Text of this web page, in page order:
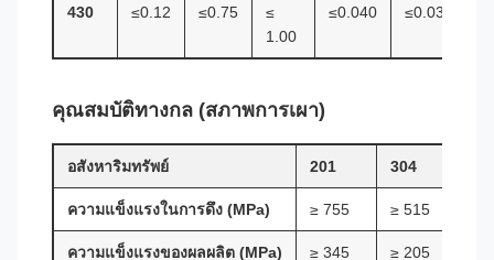
430 ≤0.12 ≤0.75
≤
1.00
≤0.040 ≤0.030
คุณสมบัติทางกล (สภาพการเผา)
อสังหาริมทรัพย์ 201 304
ความแข็งแรงในการดึง (MPa) ≥ 755 ≥ 515
ความแข็งแรงของผลผลิต (MPa) ≥ 345 ≥ 205